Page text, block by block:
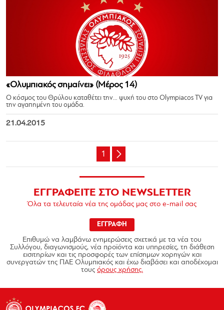
«Ολυμπιακός σημαίνει» (Μέρος 14)
Ο κόσμος του Θρύλου καταθέτει την… ψυχή του στο Olympiacos TV για
την αγαπημένη του ομάδα.
21.04.2015
1
ΕΓΓΡΑΦΕΙΤΕ ΣΤΟ NEWSLETTER
Όλα τα τελευταία νέα της ομάδας μας στο e-mail σας
ΕΓΓΡΑΦΗ
Επιθυμώ να λαμβάνω ενημερώσεις σχετικά με τα νέα του
Συλλόγου, διαγωνισμούς, νέα προϊόντα και υπηρεσίες, τη διάθεση
εισιτηρίων και τις προσφορές των επίσημων χορηγών και
συνεργατών της ΠΑΕ Ολυμπιακός και έχω διαβάσει και αποδέχομαι
τους όρους χρήσης.